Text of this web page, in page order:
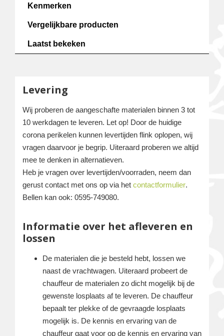
Kenmerken
Vergelijkbare producten
Laatst bekeken
Levering
Wij proberen de aangeschafte materialen binnen 3 tot
10 werkdagen te leveren. Let op! Door de huidige
corona perikelen kunnen levertijden flink oplopen, wij
vragen daarvoor je begrip. Uiteraard proberen we altijd
mee te denken in alternatieven.
Heb je vragen over levertijden/voorraden, neem dan
gerust contact met ons op via het contactformulier.
Bellen kan ook: 0595-749080.
Informatie over het afleveren en
lossen
De materialen die je besteld hebt, lossen we
naast de vrachtwagen. Uiteraard probeert de
chauffeur de materialen zo dicht mogelijk bij de
gewenste losplaats af te leveren. De chauffeur
bepaalt ter plekke of de gevraagde losplaats
mogelijk is. De kennis en ervaring van de
chauffeur gaat voor op de kennis en ervaring van